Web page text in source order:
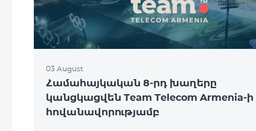
03 August
Համահայկական 8-րդ խաղերը
կանցկացվեն Team Telecom Armenia-ի
հովանավորությամբ